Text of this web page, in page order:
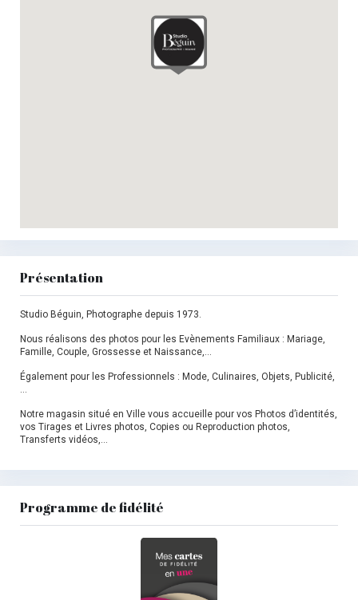
Présentation
Studio Béguin, Photographe depuis 1973.
Nous réalisons des photos pour les Evènements Familiaux : Mariage,
Famille, Couple, Grossesse et Naissance,…
Également pour les Professionnels : Mode, Culinaires, Objets, Publicité,
…
Notre magasin situé en Ville vous accueille pour vos Photos d’identités,
vos Tirages et Livres photos, Copies ou Reproduction photos,
Transferts vidéos,…
Programme de fidélité